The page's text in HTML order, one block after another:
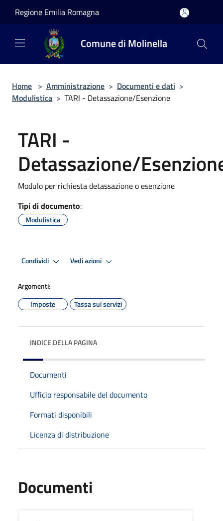
Regione Emilia Romagna
Comune di Molinella
Home > Amministrazione > Documenti e dati >
Modulistica > TARI - Detassazione/Esenzione
TARI -
Detassazione/
Modulo per richiesta detassazione o esenzione
Tipi di documento:
Modulistica
Condividi Vedi azioni
Argomenti:
Imposte
Tassa sui servizi
INDICE DELLA PAGINA
Documenti
Ufficio responsabile del documento
Formati disponibili
Licenza di distribuzione
Documenti